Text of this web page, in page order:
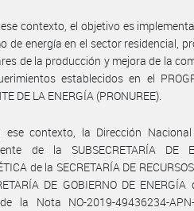
ese contexto, el objetivo es
de energía en el sector residencial,
de la producción y mejora de la
establecidos en el
DE LA ENERGÍA (PRONUREE).
ese contexto, la Dirección
de la SUBSECRETARÍA DE
de la SECRETARÍA DE
DE GOBIERNO DE
la Nota NO-2019-49436234-